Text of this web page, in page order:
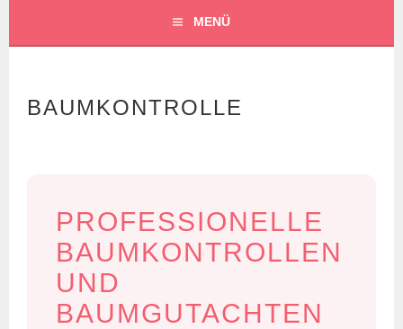
MENÜ
BAUMKONTROLLE
PROFESSIONELLE
BAUMKONTROLLEN
UND
BAUMGUTACHTEN